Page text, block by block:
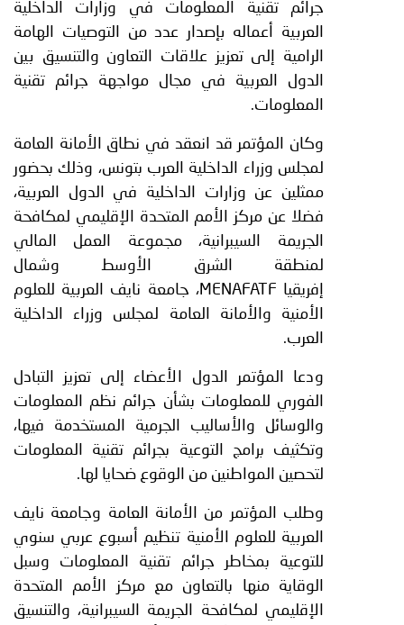
جرائم تقنية المعلومات في وزارات الداخلية
العربية أعماله بإصدار عدد من التوصيات الهامة
الرامية إلى تعزيز علاقات التعاون والتنسيق بين
الدول العربية في مجال مواجهة جرائم تقنية
المعلومات.
وكان المؤتمر قد انعقد في نطاق الأمانة العامة
لمجلس وزراء الداخلية العرب بتونس، وذلك بحضور
ممثلين عن وزارات الداخلية في الدول العربية،
فضلا عن مركز الأمم المتحدة الإقليمي لمكافحة
الجريمة السيبرانية، مجموعة العمل المالي
لمنطقة الشرق الأوسط وشمال
MENAFATF، جامعة نايف العربية للعلوم
الأمنية والأمانة العامة لمجلس وزراء الداخلية
ودعا المؤتمر الدول الأعضاء إلى تعزيز التبادل
الفوري للمعلومات بشأن جرائم نظم المعلومات
والوسائل والأساليب الجرمية المستخدمة فيها،
وتكثيف برامج التوعية بجرائم تقنية المعلومات
لتحصين المواطنين من الوقوع ضحايا لها.
وطلب المؤتمر من الأمانة العامة وجامعة نايف
العربية للعلوم الأمنية تنظيم أسبوع عربي سنوي
للتوعية بمخاطر جرائم تقنية المعلومات وسبل
الوقاية منها بالتعاون مع مركز الأمم المتحدة
الإقليمي لمكافحة الجريمة السيبرانية، والتنسيق